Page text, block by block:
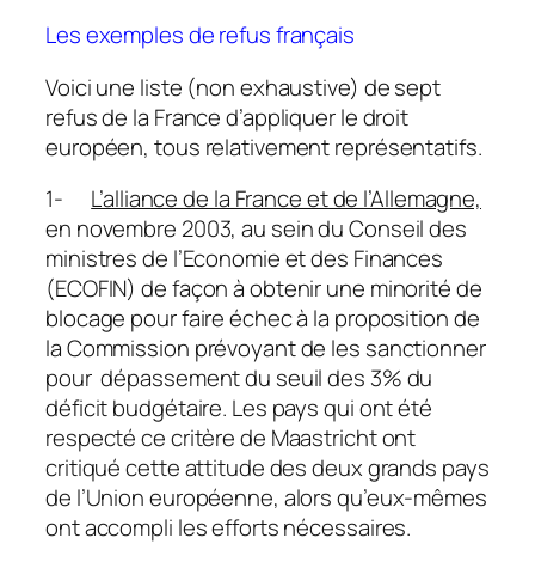
Les exemples de refus français
Voici une liste (non exhaustive) de sept
refus de la France d’appliquer le droit
européen, tous relativement représentatifs.
1- L’alliance de la France et de l’Allemagne,
en novembre 2003, au sein du Conseil des
ministres de l’Economie et des Finances
(ECOFIN) de façon à obtenir une minorité de
blocage pour faire échec à la proposition de
la Commission prévoyant de les sanctionner
pour dépassement du seuil des 3% du
déficit budgétaire. Les pays qui ont été
respecté ce critère de Maastricht ont
critiqué cette attitude des deux grands pays
de l’Union européenne, alors qu’eux-mêmes
ont accompli les efforts nécessaires.